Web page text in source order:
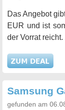
Das Angebot
EUR und ist
der Vorrat reicht.
Samsung
gefunden am